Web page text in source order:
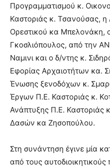
Προγραμματισμού κ.
Καστοριάς κ. Τσανούσας, η
Ορεστικού κα Μπελονάκη,
Γκοσλιόπουλος, από την
Ναμινι και ο δ/ντης κ.
Εφορίας Αρχαιοτήτων κα.
Ένωσης ξενοδόχων κ.
Έργων Π.Ε. Καστοριάς κ.
Ανάπτυξης Π.Ε. Καστοριάς
Δασών κα Ζησοπούλου.
Στη συνάντηση έγινε μία
από τους